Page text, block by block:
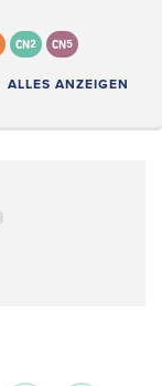
CN2 CN5
ALLES ANZEIGEN